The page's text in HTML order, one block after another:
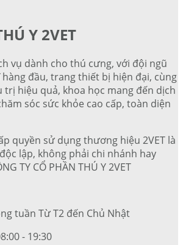
Y 2VET
vụ dành cho thú cưng, với đội ngũ
hàng đầu, trang thiết bị hiện đại, cùng
trị hiệu quả, khoa học mang đến dịch
sóc sức khỏe cao cấp, toàn diện
quyền sử dụng thương hiệu 2VET là
lập, không phải chi nhánh hay
TY CỔ PHẦN THÚ Y 2VET
tuần Từ T2 đến Chủ Nhật
- 19:30